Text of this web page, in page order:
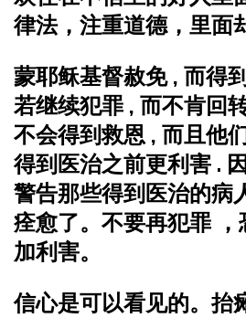
律法，注重道德，里面
蒙耶稣基督赦免 , 而得
若继续犯罪 , 而不肯回
不会得到救恩 , 而且他
得到医治之前更利害 .
警告那些得到医治的病
痊愈了。不要再犯罪
加利害。
信心是可以看见的。抬